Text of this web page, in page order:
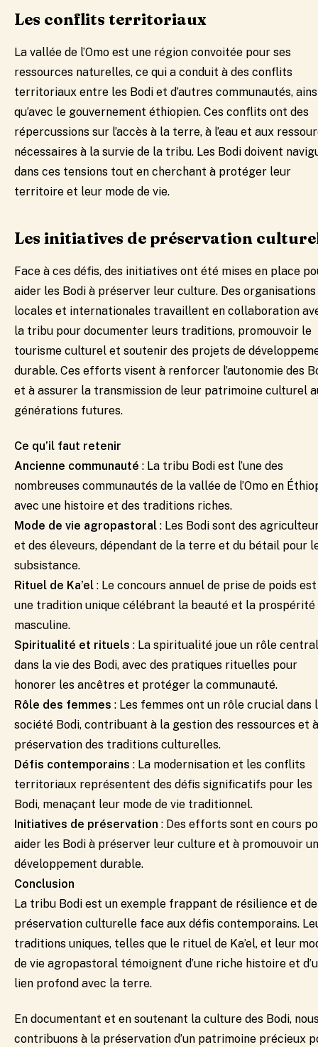
Les conflits territoriaux
La vallée de l’Omo est une région convoitée pour ses
ressources naturelles, ce qui a conduit à des conflits
territoriaux entre les Bodi et d’autres communautés,
qu’avec le gouvernement éthiopien. Ces conflits ont des
répercussions sur l’accès à la terre, à l’eau et aux
nécessaires à la survie de la tribu. Les Bodi doivent
dans ces tensions tout en cherchant à protéger leur
territoire et leur mode de vie.
Les initiatives de préservation
Face à ces défis, des initiatives ont été mises en place
aider les Bodi à préserver leur culture. Des organisations
locales et internationales travaillent en collaboration
la tribu pour documenter leurs traditions, promouvoir le
tourisme culturel et soutenir des projets de
durable. Ces efforts visent à renforcer l’autonomie des
et à assurer la transmission de leur patrimoine culturel
générations futures.
Ce qu’il faut retenir
Ancienne communauté : La tribu Bodi est l’une des
nombreuses communautés de la vallée de l’Omo en
avec une histoire et des traditions riches.
Mode de vie agropastoral : Les Bodi sont des
et des éleveurs, dépendant de la terre et du bétail pour
subsistance.
Rituel de Ka’el : Le concours annuel de prise de poids est
une tradition unique célébrant la beauté et la prospérité
masculine.
Spiritualité et rituels : La spiritualité joue un rôle central
dans la vie des Bodi, avec des pratiques rituelles pour
honorer les ancêtres et protéger la communauté.
Rôle des femmes : Les femmes ont un rôle crucial dans
société Bodi, contribuant à la gestion des ressources et
préservation des traditions culturelles.
Défis contemporains : La modernisation et les conflits
territoriaux représentent des défis significatifs pour les
Bodi, menaçant leur mode de vie traditionnel.
Initiatives de préservation : Des efforts sont en cours
aider les Bodi à préserver leur culture et à promouvoir un
développement durable.
Conclusion
La tribu Bodi est un exemple frappant de résilience et de
préservation culturelle face aux défis contemporains.
traditions uniques, telles que le rituel de Ka’el, et leur
de vie agropastoral témoignent d’une riche histoire et
lien profond avec la terre.
En documentant et en soutenant la culture des Bodi,
contribuons à la préservation d’un patrimoine précieux